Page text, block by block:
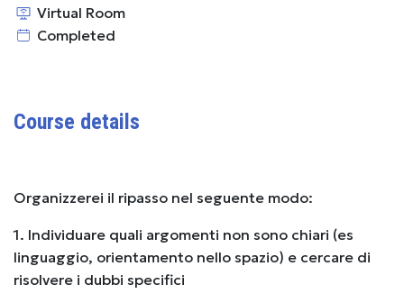
Virtual Room
Completed
Course details
Organizzerei il ripasso nel seguente modo:
1. Individuare quali argomenti non sono chiari (es
linguaggio, orientamento nello spazio) e cercare di
risolvere i dubbi specifici